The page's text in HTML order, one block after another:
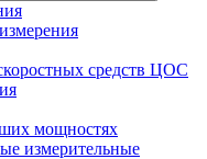
средств ЦОС
мощностях
измерительные